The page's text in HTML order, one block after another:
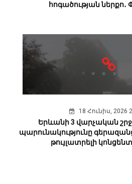
հոգածության ներքո․
18 Հունիս, 2026
Երևանի 3 վարչական
պարունակությունը
թույլատրելի